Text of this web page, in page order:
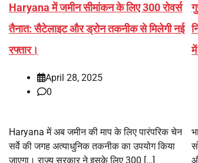
Haryana में जमीन सीमांकन के लिए 300 रोवर्स
तैनात: सैटेलाइट और ड्रोन तकनीक से मिलेगी नई
रफ्तार।
April 28, 2025
0
Haryana में अब जमीन की माप के लिए पारंपरिक चेन
सर्वे की जगह अत्याधुनिक तकनीक का उपयोग किया
जाएगा। राज्य सरकार ने इसके लिए 300 […]